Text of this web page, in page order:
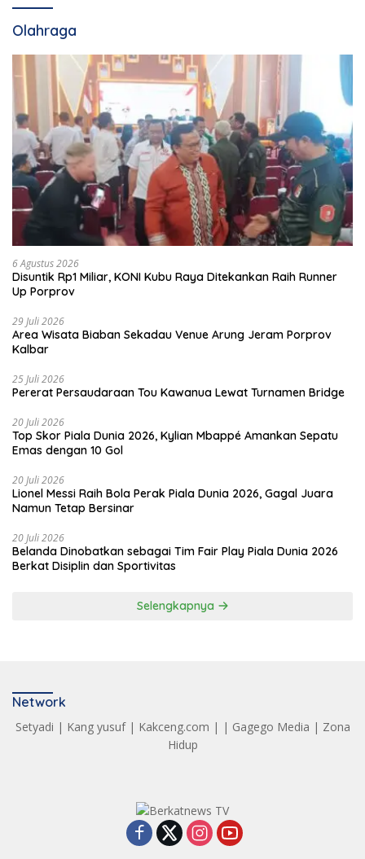
Olahraga
6 Agustus 2026
Disuntik Rp1 Miliar, KONI Kubu Raya Ditekankan Raih Runner
Up Porprov
29 Juli 2026
Area Wisata Biaban Sekadau Venue Arung Jeram Porprov
Kalbar
25 Juli 2026
Pererat Persaudaraan Tou Kawanua Lewat Turnamen Bridge
20 Juli 2026
Top Skor Piala Dunia 2026, Kylian Mbappé Amankan Sepatu
Emas dengan 10 Gol
20 Juli 2026
Lionel Messi Raih Bola Perak Piala Dunia 2026, Gagal Juara
Namun Tetap Bersinar
20 Juli 2026
Belanda Dinobatkan sebagai Tim Fair Play Piala Dunia 2026
Berkat Disiplin dan Sportivitas
Selengkapnya
Network
Setyadi | Kang yusuf| Kakceng.com | | Gagego Media | Zona
Hidup